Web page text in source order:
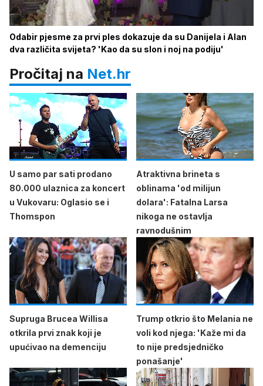
Odabir pjesme za prvi ples dokazuje da su Danijela i Alan
dva različita svijeta? 'Kao da su slon i noj na podiju'
Pročitaj na Net.hr
U samo par sati prodano
80.000 ulaznica za koncert
u Vukovaru: Oglasio se i
Thomspon
Atraktivna brineta s
oblinama 'od milijun
dolara': Fatalna Larsa
nikoga ne ostavlja
ravnodušnim
Supruga Brucea Willisa
otkrila prvi znak koji je
upućivao na demenciju
Trump otkrio što Melania ne
voli kod njega: 'Kaže mi da
to nije predsjedničko
ponašanje'